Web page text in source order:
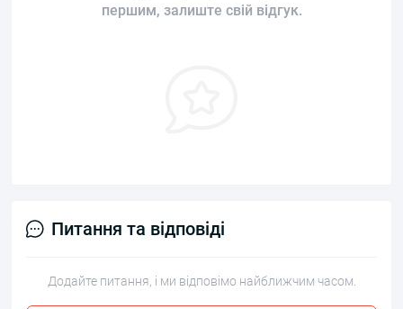
першим, залиште свій відгук.
Питання та відповіді
Додайте питання, і ми відповімо найближчим часом.